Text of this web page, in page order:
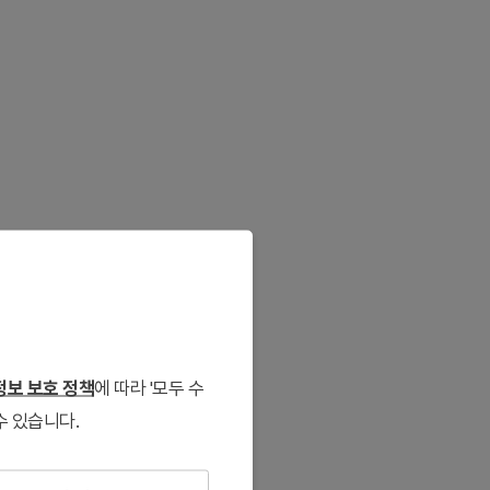
보 보호 정책에 따라 '모두 수
있습니다.